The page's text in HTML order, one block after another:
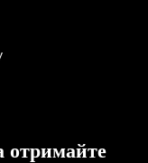
отримайте